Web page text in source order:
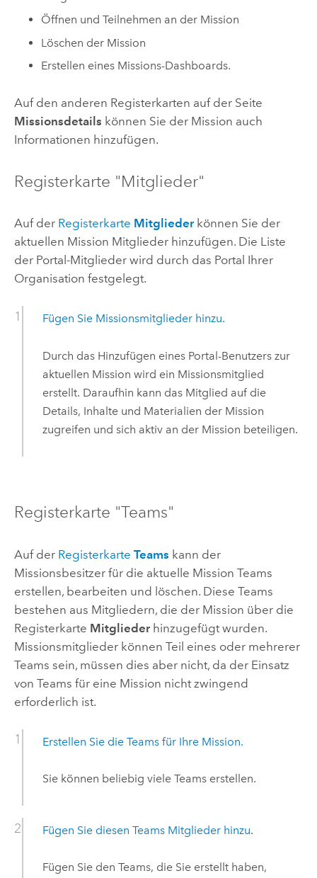
Öffnen und Teilnehmen an der Mission
Löschen der Mission
Erstellen eines Missions-Dashboards.
Auf den anderen Registerkarten auf der Seite
Missionsdetails können Sie der Mission auch
Informationen hinzufügen.
Registerkarte "Mitglieder"
Auf der Registerkarte Mitgliederkönnen Sie der
aktuellen Mission Mitglieder hinzufügen. Die Liste
der Portal-Mitglieder wird durch das Portal Ihrer
Organisation festgelegt.
Fügen Sie Missionsmitglieder hinzu.
Durch das Hinzufügen eines Portal-Benutzers zur
aktuellen Mission wird ein Missionsmitglied
erstellt. Daraufhin kann das Mitglied auf die
Details, Inhalte und Materialien der Mission
zugreifen und sich aktiv an der Mission beteiligen.
Registerkarte "Teams"
Auf der Registerkarte Teams kann der
Missionsbesitzer für die aktuelle Mission Teams
erstellen, bearbeiten und löschen. Diese Teams
bestehen aus Mitgliedern, die der Mission über die
Registerkarte Mitgliederhinzugefügt wurden.
Missionsmitglieder können Teil eines oder mehrerer
Teams sein, müssen dies aber nicht, da der Einsatz
von Teams für eine Mission nicht zwingend
erforderlich ist.
Erstellen Sie die Teams für Ihre Mission.
Sie können beliebig viele Teams erstellen.
Fügen Sie diesen Teams Mitglieder hinzu.
Fügen Sie den Teams, die Sie erstellt haben,